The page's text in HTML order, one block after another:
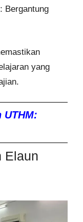
: Bergantung
yang
UTHM:
Elaun